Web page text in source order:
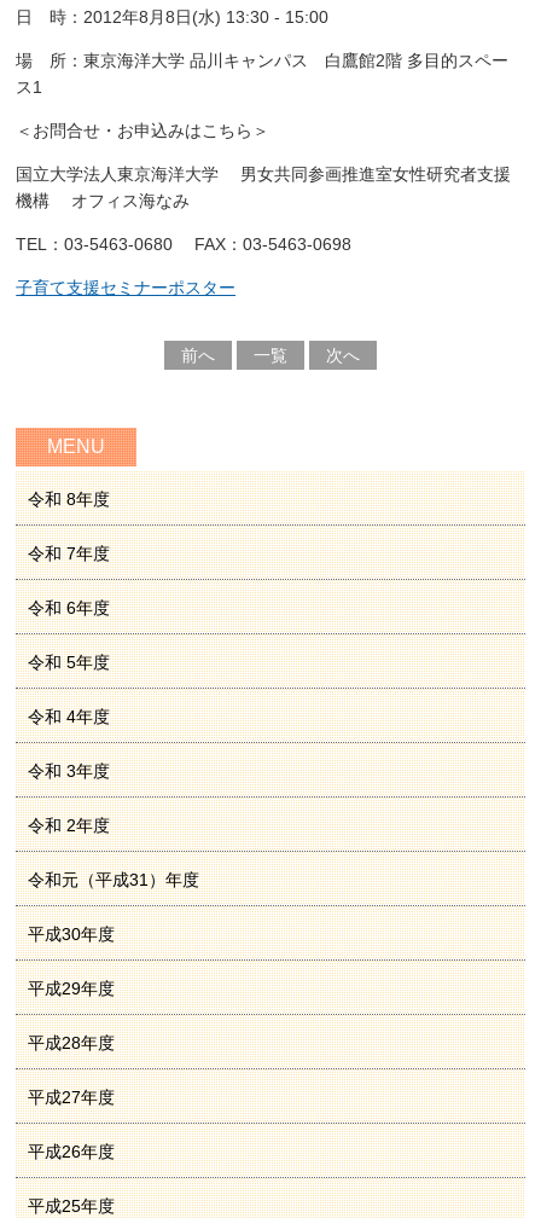
日 時：2012年8月8日(水) 13:30 - 15:00
場 所：東京海洋大学 品川キャンパス 白鷹館2階 多目的スペー
ス1
＜お問合せ・お申込みはこちら＞
国立大学法人東京海洋大学 男女共同参画推進室女性研究者支援
機構 オフィス海なみ
TEL：03-5463-0680 FAX：03-5463-0698
子育て支援セミナーポスター
前へ 一覧 次へ
MENU
令和 8年度
令和 7年度
令和 6年度
令和 5年度
令和 4年度
令和 3年度
令和 2年度
令和元（平成31）年度
平成30年度
平成29年度
平成28年度
平成27年度
平成26年度
平成25年度